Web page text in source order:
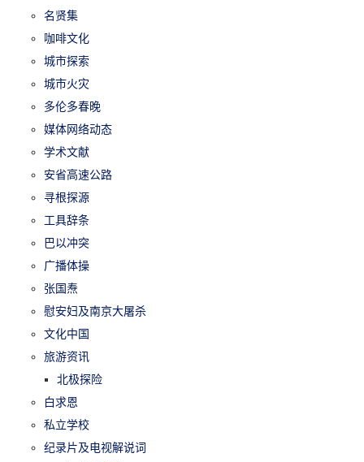
名贤集
咖啡文化
城市探索
城市火灾
多伦多春晚
媒体网络动态
学术文献
安省高速公路
寻根探源
工具辞条
巴以冲突
广播体操
张国焘
慰安妇及南京大屠杀
文化中国
旅游资讯
北极探险
白求恩
私立学校
纪录片及电视解说词